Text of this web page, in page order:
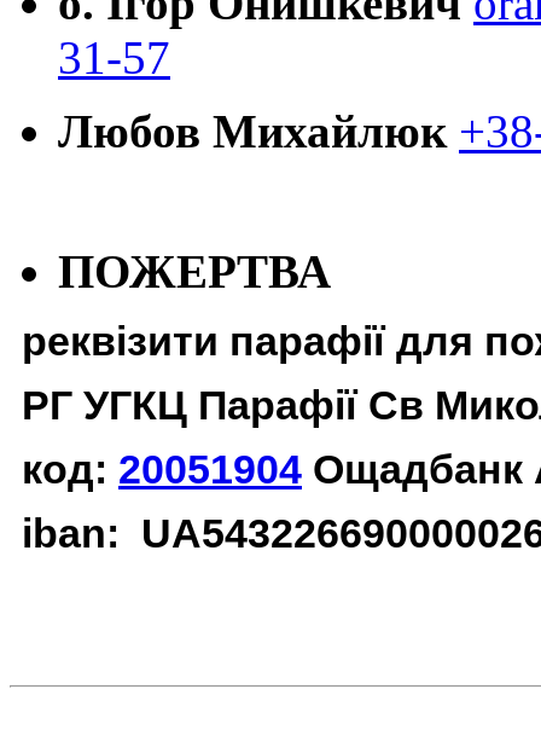
31-57
Любов Михайлюк
ПОЖЕРТВА
реквізити парафії для
РГ УГКЦ Парафії Св
код: 20051904 Ощадбанк
iban: